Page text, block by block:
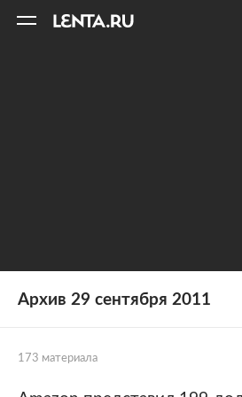
Архив 29 сентября 2011
173 материала